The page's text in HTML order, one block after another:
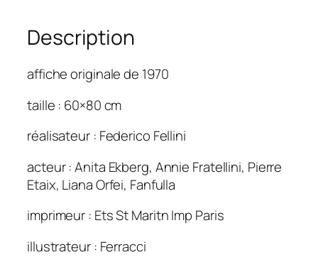
e
C
l
o
w
s
L
e
s
6
Description
affiche originale de 1970
taille : 60×80 cm
réalisateur : Federico Fellini
acteur : Anita Ekberg, Annie Fratellini, Pierre
Etaix, Liana Orfei, Fanfulla
imprimeur : Ets St Maritn Imp Paris
illustrateur : Ferracci